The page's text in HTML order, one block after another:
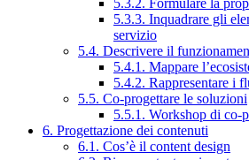
5.3.3. Inquadrare gli
servizio
5.4. Descrivere il
5.4.1. Mappare
5.4.2. Rappresentare i
5.5. Co-progettare le soluzioni
5.5.1. Workshop di co-
6. Progettazione dei contenuti
6.1. Cos’è il content design